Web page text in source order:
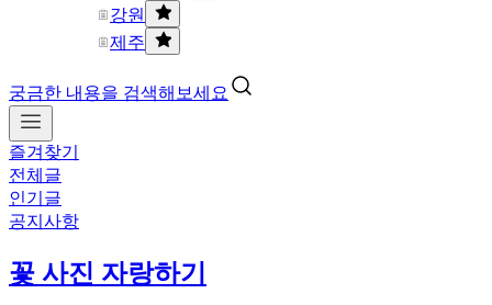
강원
제주
궁금한 내용을 검색해보세요
즐겨찾기
전체글
인기글
공지사항
꽃 사진 자랑하기